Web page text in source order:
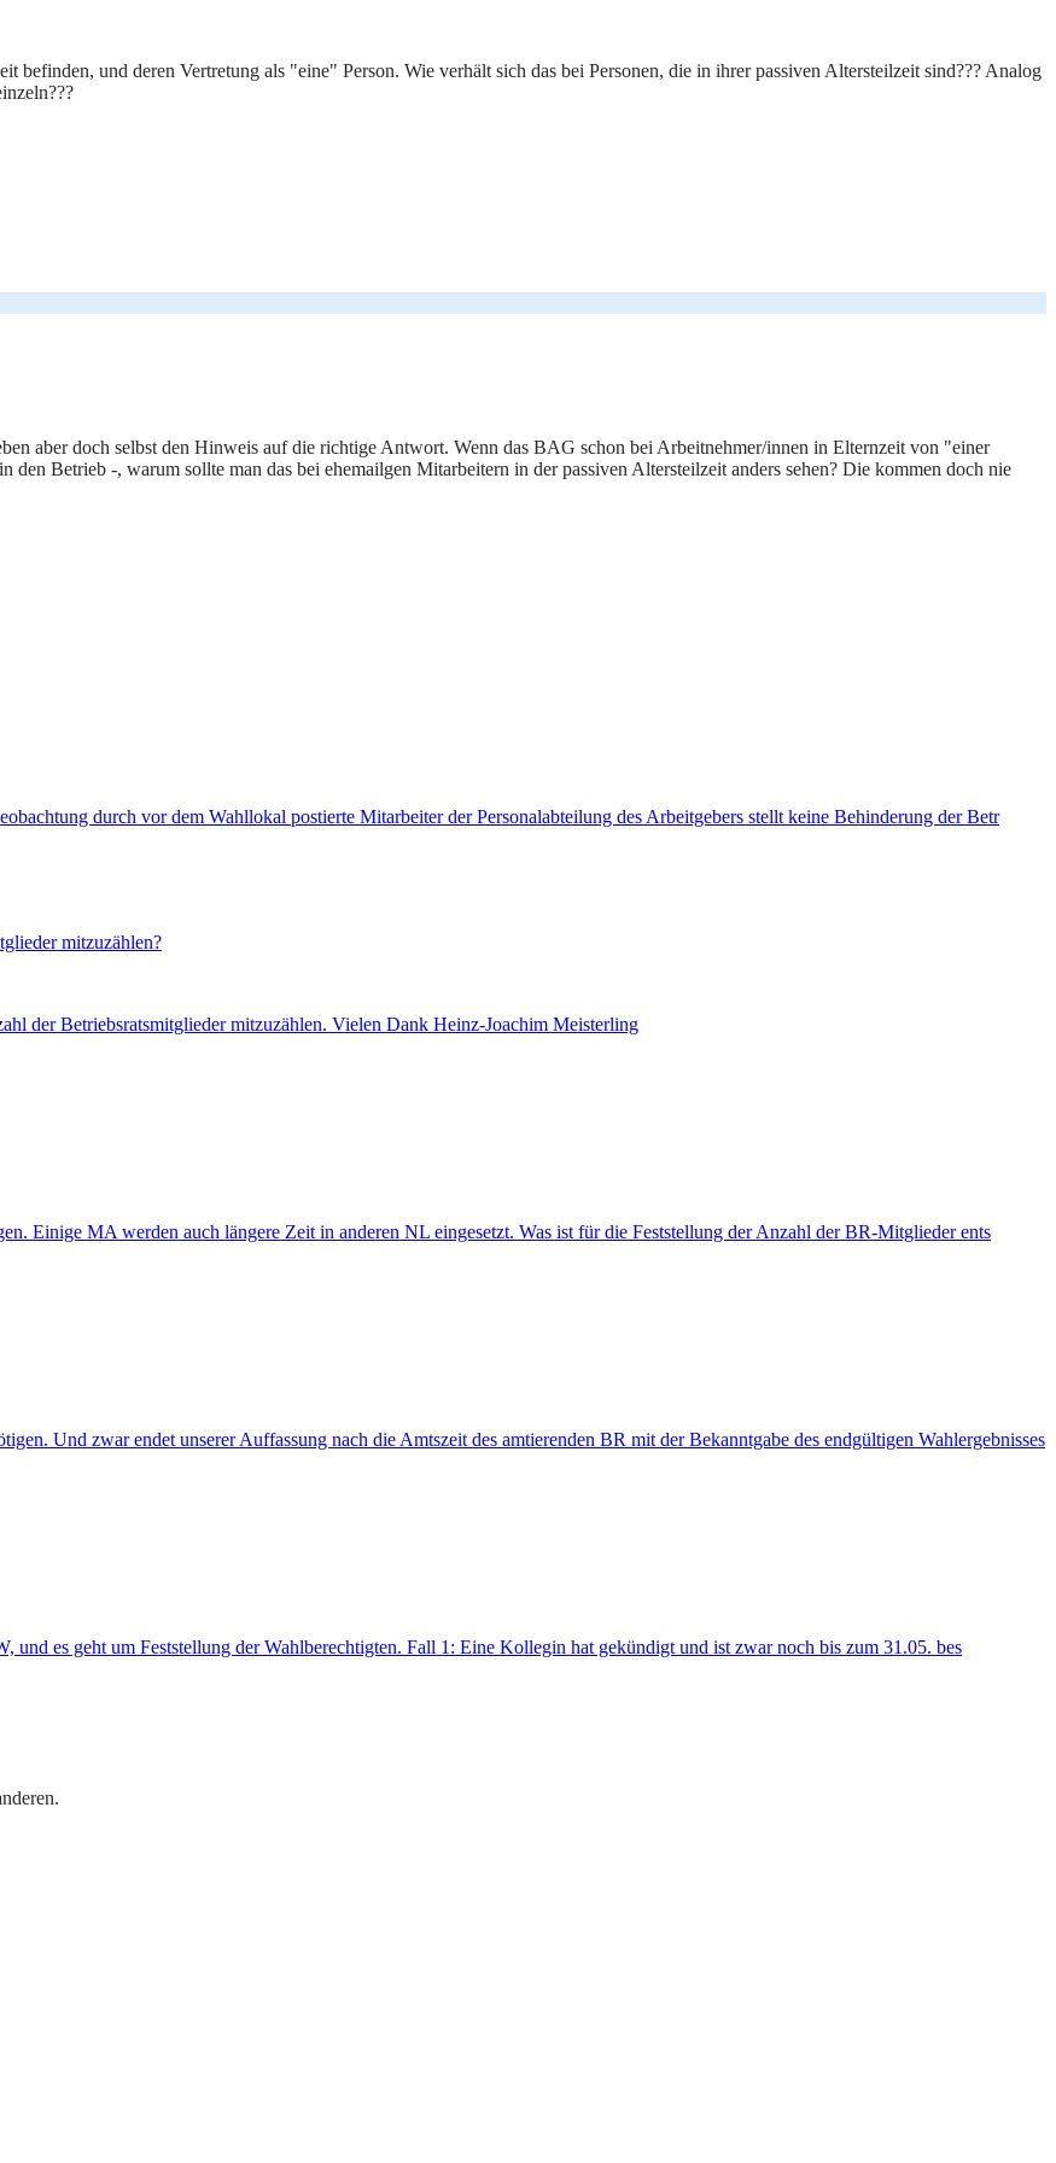
befinden, und deren Vertretung als "eine" Person. Wie verhält sich das bei Personen, die in ihrer passiven Altersteilzeit sind??? Analog
aber doch selbst den Hinweis auf die richtige Antwort. Wenn das BAG schon bei Arbeitnehmer/innen in Elternzeit von "einer
Betrieb -, warum sollte man das bei ehemailgen Mitarbeitern in der passiven Altersteilzeit anders sehen? Die kommen doch nie
durch vor dem Wahllokal postierte Mitarbeiter der Personalabteilung des Arbeitgebers stellt keine Behinderung der Betr
mitzuzählen?
der Betriebsratsmitglieder mitzuzählen. Vielen Dank Heinz-Joachim Meisterling
Einige MA werden auch längere Zeit in anderen NL eingesetzt. Was ist für die Feststellung der Anzahl der BR-Mitglieder ents
Und zwar endet unserer Auffassung nach die Amtszeit des amtierenden BR mit der Bekanntgabe des endgültigen Wahlergebnisses
es geht um Feststellung der Wahlberechtigten. Fall 1: Eine Kollegin hat gekündigt und ist zwar noch bis zum 31.05. bes